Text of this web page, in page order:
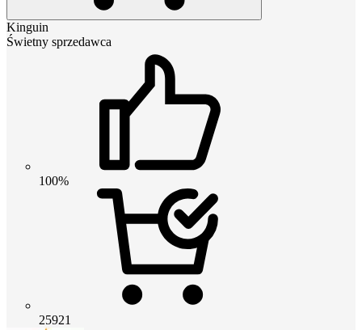
Kinguin
Świetny sprzedawca
100%
25921